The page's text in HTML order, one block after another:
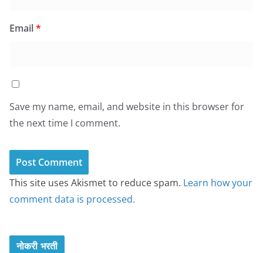
Email*
Save my name, email, and website in this browser for
the next time I comment.
This site uses Akismet to reduce spam. Learn how your
comment data is processed.
नोकरी भरती